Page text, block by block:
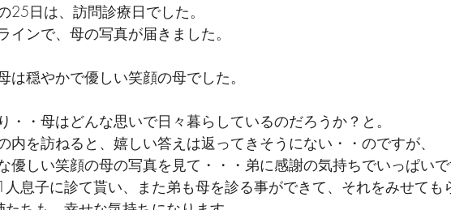
25日は、訪問診療日でした。
インで、母の写真が届きました。
は穏やかで優しい笑顔の母でした。
・・母はどんな思いで日々暮らしているのだろうか？と。
内を訪ねると、嬉しい答えは返ってきそうにない・・のですが、
優しい笑顔の母の写真を見て・・・弟に感謝の気持ちでいっぱい
人息子に診て貰い、また弟も母を診る事ができて、それをみせても